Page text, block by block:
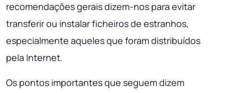
recomendações gerais dizem-nos para evitar
transferir ou instalar ficheiros de estranhos,
especialmente aqueles que foram distribuídos
pela Internet.
Os pontos importantes que seguem dizem